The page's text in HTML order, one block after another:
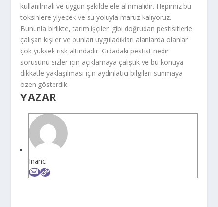
kullanılmalı ve uygun şekilde ele alınmalıdır. Hepimiz bu
toksinlere yiyecek ve su yoluyla maruz kalıyoruz.
Bununla birlikte, tarım işçileri gibi doğrudan pestisitlerle
çalışan kişiler ve bunları uyguladıkları alanlarda olanlar
çok yüksek risk altındadır. Gıdadaki pestist nedir
sorusunu sizler için açıklamaya çalıştık ve bu konuya
dikkatle yaklaşılması için aydınlatıcı bilgileri sunmaya
özen gösterdik.
YAZAR
Inanc